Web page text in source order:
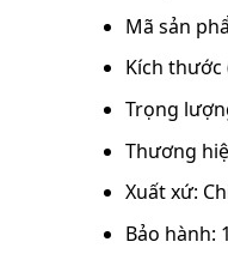
Mã sản
Kích thước
Trọng
Thương
Xuất xứ:
Bảo hành: